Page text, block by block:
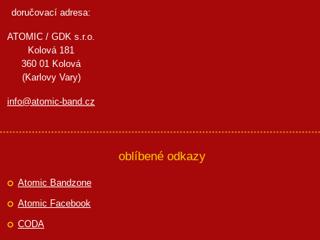
doručovací adresa:
ATOMIC / GDK s.r.o.
Kolová 181
360 01 Kolová
(Karlovy Vary)
info@atomic-band.cz
oblíbené odkazy
Atomic Bandzone
Atomic Facebook
CODA